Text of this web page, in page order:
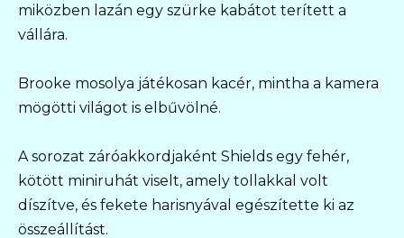
miközben lazán egy szürke kabátot terített a
vállára.
Brooke mosolya játékosan kacér, mintha a kamera
mögötti világot is elbűvölné.
A sorozat záróakkordjaként Shields egy fehér,
kötött miniruhát viselt, amely tollakkal volt
díszítve, és fekete harisnyával egészítette ki az
összeállítást.